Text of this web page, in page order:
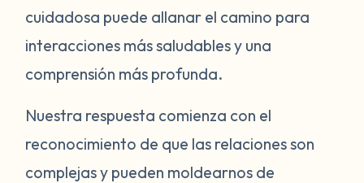
other person more confidence to support
you. Even a simple disclosure that someone
in the past harmed you causing you to want
partner learn your needs. If they are not
willing to respect your needs, that may be a
sign that they might not be the appropriate
cuidadosa puede allanar el camino para
interacciones más saludables y una
comprensión más profunda.
Nuestra respuesta comienza con el
reconocimiento de que las relaciones son
complejas y pueden moldearnos de